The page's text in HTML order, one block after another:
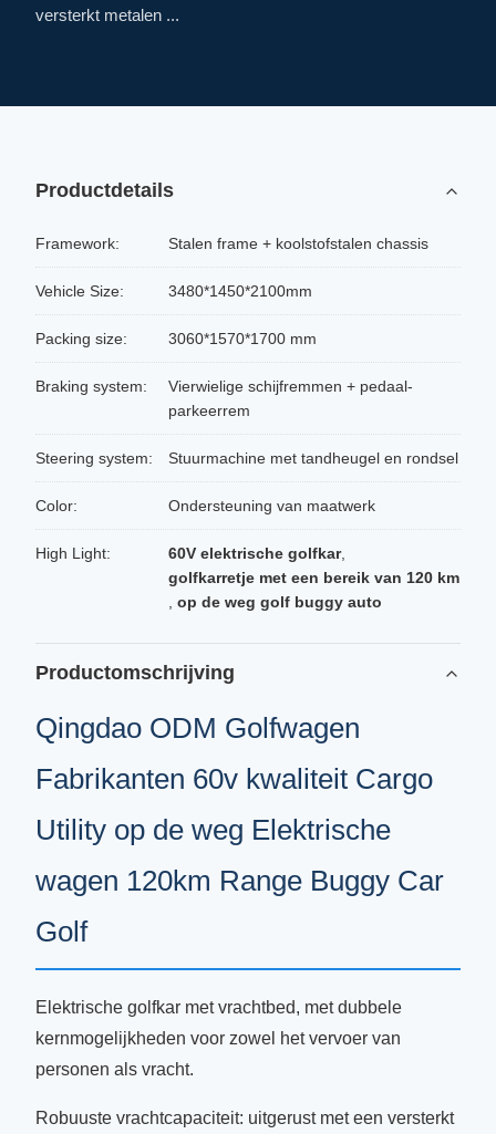
versterkt metalen ...
Productdetails
Framework: Stalen frame + koolstofstalen chassis
Vehicle Size: 3480*1450*2100mm
Packing size: 3060*1570*1700 mm
Braking system:
Vierwielige schijfremmen + pedaal-
parkeerrem
Steering system: Stuurmachine met tandheugel en rondsel
Color: Ondersteuning van maatwerk
High Light: 60V elektrische golfkar,
golfkarretje met een bereik van 120 km
op de weg golf buggy auto
Productomschrijving
Qingdao ODM Golfwagen
Fabrikanten 60v kwaliteit Cargo
Utility op de weg Elektrische
wagen 120km Range Buggy Car
Golf
Elektrische golfkar met vrachtbed, met dubbele
kernmogelijkheden voor zowel het vervoer van
personen als vracht.
Robuuste vrachtcapaciteit: uitgerust met een versterkt